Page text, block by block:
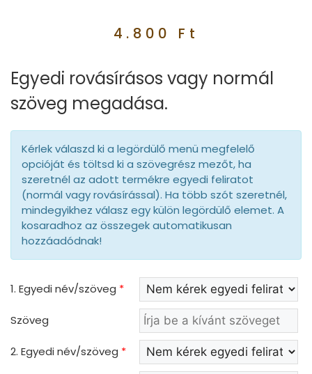
4.800 Ft
Egyedi rovásírásos vagy normál
szöveg megadása.
Kérlek válaszd ki a legördülő menü megfelelő
opcióját és töltsd ki a szövegrész mezőt, ha
szeretnél az adott termékre egyedi feliratot
(normál vagy rovásírással). Ha több szót szeretnél,
mindegyikhez válasz egy külön legördülő elemet. A
kosaradhoz az összegek automatikusan
hozzáadódnak!
1. Egyedi név/szöveg *
Szöveg
2. Egyedi név/szöveg *